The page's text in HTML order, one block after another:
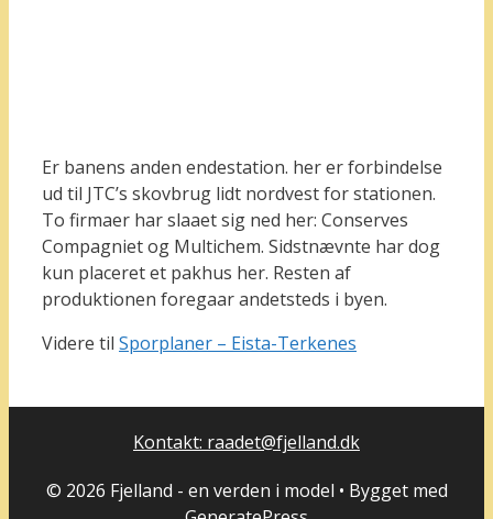
Er banens anden endestation. her er forbindelse
ud til JTC’s skovbrug lidt nordvest for stationen.
To firmaer har slaaet sig ned her: Conserves
Compagniet og Multichem. Sidstnævnte har dog
kun placeret et pakhus her. Resten af
produktionen foregaar andetsteds i byen.
Videre til Sporplaner – Eista-Terkenes
Kontakt: raadet@fjelland.dk
© 2026 Fjelland - en verden i model • Bygget med